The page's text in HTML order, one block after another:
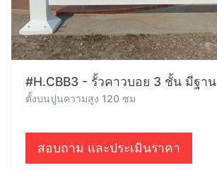
#H.CBB3 - รั้วคาวบอย 3 ชั้น มีฐาน
ตั้งบนปูนความสูง 120 ซม
สอบถาม และประเมินราคา